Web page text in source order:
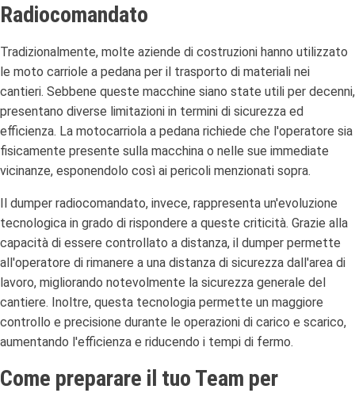
Radiocomandato
Tradizionalmente, molte aziende di costruzioni hanno utilizzato
le moto carriole a pedana per il trasporto di materiali nei
cantieri. Sebbene queste macchine siano state utili per decenni,
presentano diverse limitazioni in termini di sicurezza ed
efficienza. La motocarriola a pedana richiede che l'operatore sia
fisicamente presente sulla macchina o nelle sue immediate
vicinanze, esponendolo così ai pericoli menzionati sopra.
Il dumper radiocomandato, invece, rappresenta un'evoluzione
tecnologica in grado di rispondere a queste criticità. Grazie alla
capacità di essere controllato a distanza, il dumper permette
all'operatore di rimanere a una distanza di sicurezza dall'area di
lavoro, migliorando notevolmente la sicurezza generale del
cantiere. Inoltre, questa tecnologia permette un maggiore
controllo e precisione durante le operazioni di carico e scarico,
aumentando l'efficienza e riducendo i tempi di fermo.
Come preparare il tuo Team per